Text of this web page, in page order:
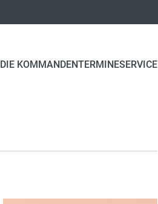
DIE KOMMANDENTERMINESERVICE